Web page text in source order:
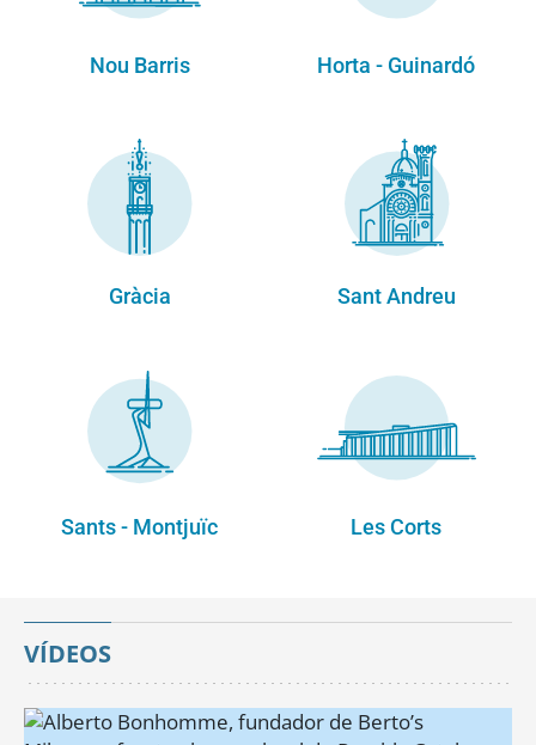
Nou Barris Horta - Guinardó
Gràcia Sant Andreu
Sants - Montjuïc Les Corts
VÍDEOS